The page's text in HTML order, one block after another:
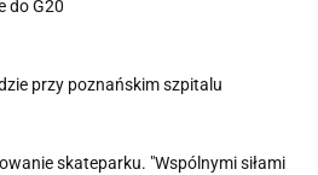
do G20
przy poznańskim szpitalu
skateparku. "Wspólnymi siłami